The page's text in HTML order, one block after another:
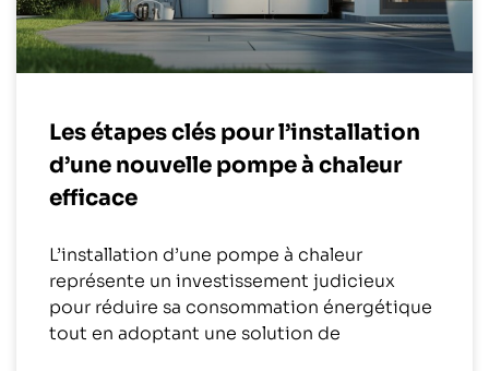
Les étapes clés pour l’installation
d’une nouvelle pompe à chaleur
efficace
L’installation d’une pompe à chaleur
représente un investissement judicieux
pour réduire sa consommation énergétique
tout en adoptant une solution de